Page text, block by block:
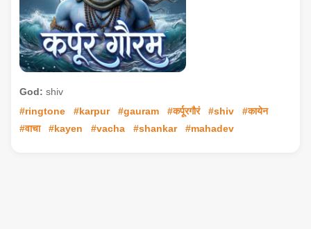
God: shiv
#ringtone
#karpur #gauram #कर्पूरगौरं #shiv
#कायेन
#वाचा
#kayen #vacha #shankar #mahadev